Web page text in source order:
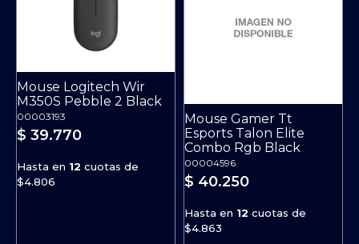
Mouse Logitech Wir
M350S Pebble 2 Black
00003193
$ 39.770
Hasta en 12 cuotas de
$4.806
Mouse Gamer Tt
Esports Talon Elite
Combo Rgb Black
00004596
$ 40.250
Hasta en 12 cuotas de
$4.863